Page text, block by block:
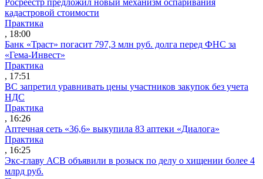
кадастровой стоимости
Практика
, 18:00
Банк «Траст» погасит 797,3 млн руб. долга перед ФНС за
«Гема-Инвест»
Практика
, 17:51
ВС запретил уравнивать цены участников закупок без учета
НДС
Практика
, 16:26
Аптечная сеть «36,6» выкупила 83 аптеки «Диалога»
Практика
, 16:25
Экс-главу АСВ объявили в розыск по делу о хищении более 4
млрд руб.